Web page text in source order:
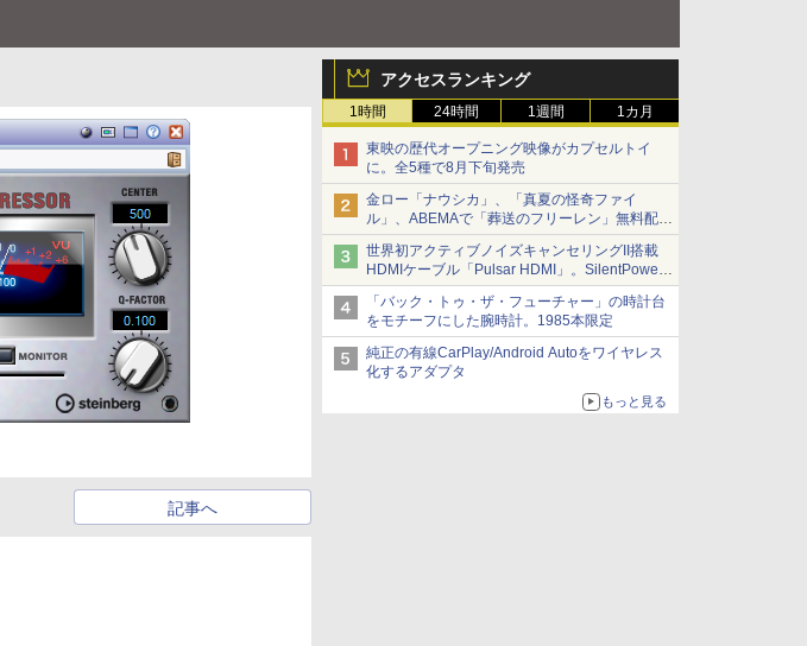
アクセスランキング
1時間 24時間 1週間 1カ月
東映の歴代オープニング映像がカプセルトイ
に。全5種で8月下旬発売
金ロー「ナウシカ」、「真夏の怪奇ファイ
ル」、ABEMAで「葬送のフリーレン」無料配信
など。夏の特番・配信情報
世界初アクティブノイズキャンセリングII搭載
HDMIケーブル「Pulsar HDMI」。SilentPower
から
「バック・トゥ・ザ・フューチャー」の時計台
をモチーフにした腕時計。1985本限定
純正の有線CarPlay/Android Autoをワイヤレス
化するアダプタ
もっと見る
記事へ